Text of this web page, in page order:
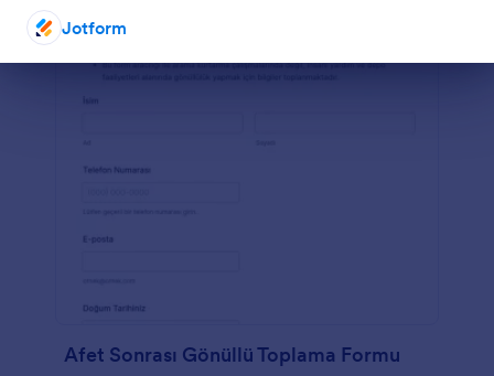
Jotform
Afet Sonrası Gönüllü Toplama Formu